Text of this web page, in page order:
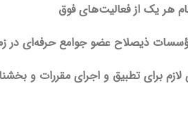
هر یک از فعالیت‌های فوق